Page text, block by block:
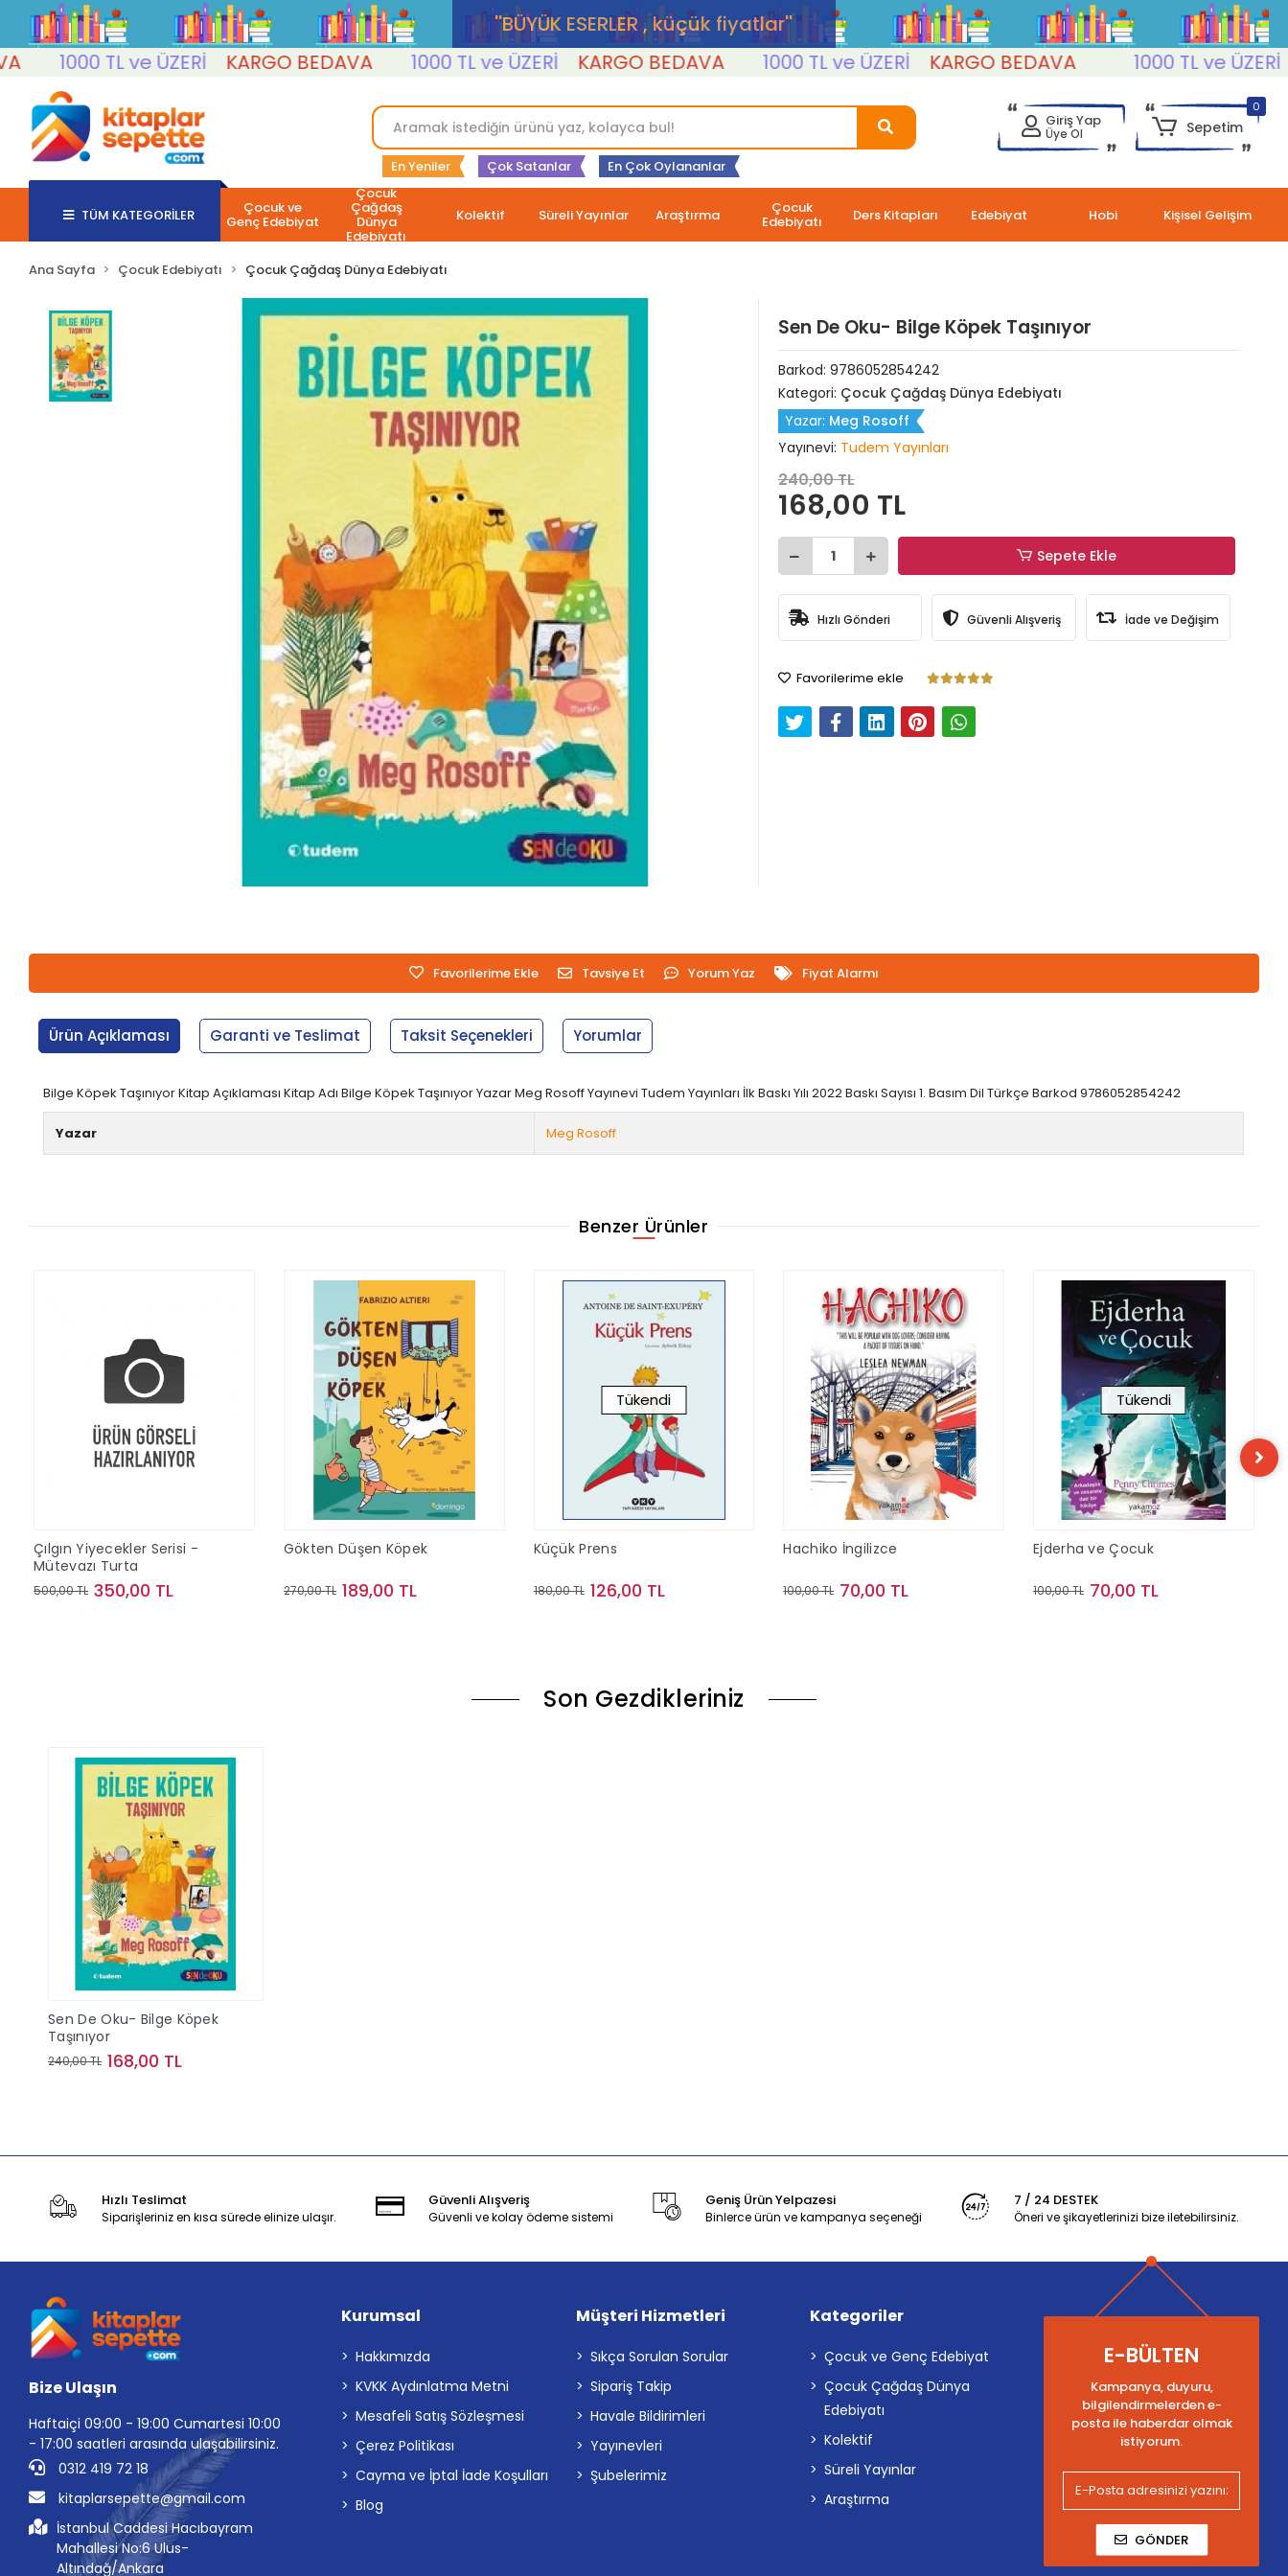
''BÜYÜK ESERLER , küçük fiyatlar''
1000 TL ve ÜZERİ
KARGO BEDAVA 1000 TL ve ÜZERİ KARGO BEDAVA 1000 TL ve ÜZERİ KARGO BEDAVA 1000 TL ve ÜZERİ
En Yeniler Çok Satanlar En Çok Oylananlar
Giriş Yap
Üye Ol
0
Sepetim
TÜM KATEGORİLER Çocuk ve
Genç Edebiyat
Çocuk
Çağdaş
Dünya
Edebiyatı
Kolektif Süreli Yayınlar Araştırma Çocuk
Edebiyatı Ders Kitapları Edebiyat Hobi Kişisel Gelişim
Ana Sayfa Çocuk Edebiyatı Çocuk Çağdaş Dünya Edebiyatı
Sen De Oku- Bilge Köpek Taşınıyor
Barkod: 9786052854242
Kategori: Çocuk Çağdaş Dünya Edebiyatı
Yazar: Meg Rosoff
Yayınevi: Tudem Yayınları
240,00 TL
168,00 TL
Sepete Ekle
Hızlı Gönderi Güvenli Alışveriş İade ve Değişim
Favorilerime ekle
Favorilerime Ekle Tavsiye Et Yorum Yaz Fiyat Alarmı
Ürün Açıklaması Garanti ve Teslimat Taksit Seçenekleri Yorumlar
Bilge Köpek Taşınıyor Kitap Açıklaması Kitap Adı Bilge Köpek Taşınıyor Yazar Meg Rosoff Yayınevi Tudem Yayınları İlk Baskı Yılı 2022 Baskı Sayısı 1. Basım Dil Türkçe Barkod 9786052854242
Yazar Meg Rosoff
Benzer Ürünler
Çılgın Yiyecekler Serisi -
Mütevazı Turta
500,00 TL 350,00 TL
Gökten Düşen Köpek
270,00 TL 189,00 TL
Tükendi
Küçük Prens
180,00 TL 126,00 TL
Hachiko İngilizce
100,00 TL 70,00 TL
Tükendi
Ejderha ve Çocuk
100,00 TL 70,00 TL
Son Gezdikleriniz
Sen De Oku- Bilge Köpek
Taşınıyor
240,00 TL 168,00 TL
Hızlı Teslimat
Siparişleriniz en kısa sürede elinize ulaşır.
Güvenli Alışveriş
Güvenli ve kolay ödeme sistemi
Geniş Ürün Yelpazesi
Binlerce ürün ve kampanya seçeneği
7 / 24 DESTEK
Öneri ve şikayetlerinizi bize iletebilirsiniz.
Bize Ulaşın
Haftaiçi 09:00 - 19:00 Cumartesi 10:00
- 17:00 saatleri arasında ulaşabilirsiniz.
0312 419 72 18
kitaplarsepette@gmail.com
İstanbul Caddesi Hacıbayram
Mahallesi No:6 Ulus-
Altındağ/Ankara
Kurumsal
Hakkımızda
KVKK Aydınlatma Metni
Mesafeli Satış Sözleşmesi
Çerez Politikası
Cayma ve İptal İade Koşulları
Blog
Müşteri Hizmetleri
Sıkça Sorulan Sorular
Sipariş Takip
Havale Bildirimleri
Yayınevleri
Şubelerimiz
Kategoriler
Çocuk ve Genç Edebiyat
Çocuk Çağdaş Dünya
Edebiyatı
Kolektif
Süreli Yayınlar
Araştırma
E-BÜLTEN
Kampanya, duyuru,
bilgilendirmelerden e-
posta ile haberdar olmak
istiyorum.
GÖNDER